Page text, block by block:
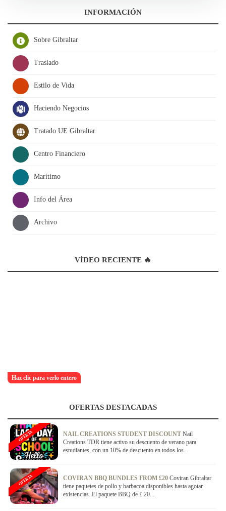
INFORMACIÓN
Sobre Gibraltar
Traslado
Estilo de Vida
Haciendo Negocios
Tratado UE Gibraltar
Centro Financiero
Marítimo
Info del Área
Archivo
VÍDEO RECIENTE 🔥
Haz clic para verlo entero
OFERTAS DESTACADAS
NAIL CREATIONS STUDENT DISCOUNT Nail
Creations TDR tiene activo su descuento de verano para
estudiantes, con un 10% de descuento en todos los...
OFERTA
COVIRAN BBQ BUNDLES FROM £20 Coviran Gibraltar
tiene paquetes de pollo y barbacoa disponibles hasta agotar
existencias. El paquete BBQ de £ 20...
OFERTA